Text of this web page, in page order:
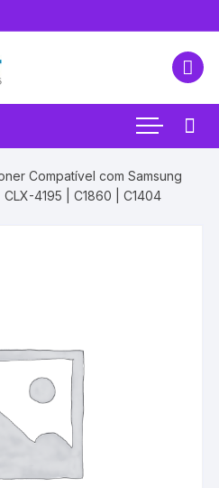
Compatível com Samsung
4195 | C1860 | C1404